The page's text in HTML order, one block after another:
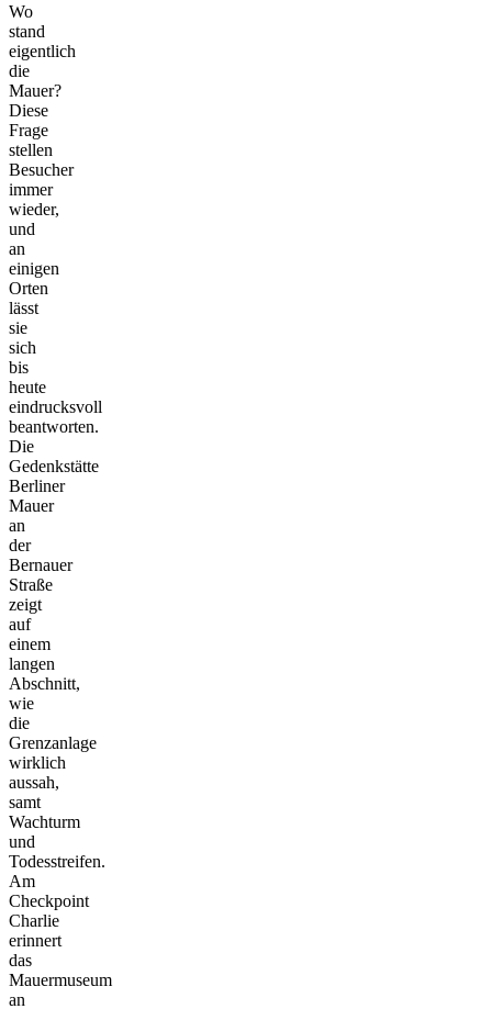
Wo
stand
eigentlich
die
Mauer?
Diese
Frage
stellen
Besucher
immer
wieder,
und
an
einigen
Orten
lässt
sie
sich
bis
heute
eindrucksvoll
beantworten.
Die
Gedenkstätte
Berliner
Mauer
an
der
Bernauer
Straße
zeigt
auf
einem
langen
Abschnitt,
wie
die
Grenzanlage
wirklich
aussah,
samt
Wachturm
und
Todesstreifen.
Am
Checkpoint
Charlie
erinnert
das
Mauermuseum
an